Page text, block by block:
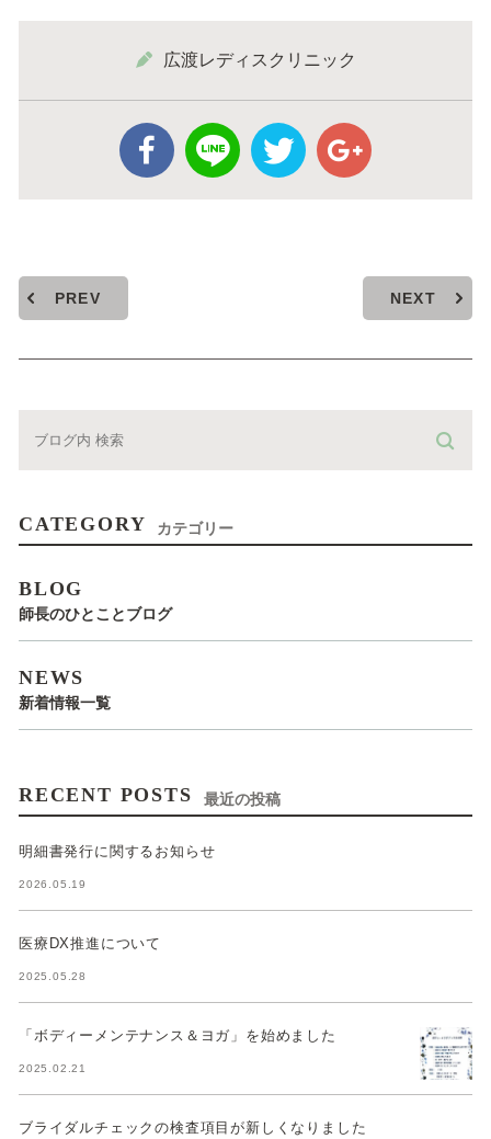
広渡レディスクリニック
PREV NEXT
CATEGORY カテゴリー
BLOG
師長のひとことブログ
NEWS
新着情報一覧
RECENT POSTS 最近の投稿
明細書発行に関するお知らせ
2026.05.19
医療DX推進について
2025.05.28
「ボディーメンテナンス＆ヨガ」を始めました
2025.02.21
ブライダルチェックの検査項目が新しくなりました